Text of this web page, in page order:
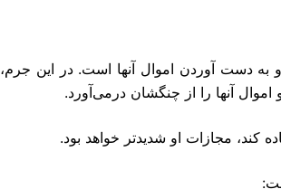
و به دست آوردن اموال آنها است. در این جرم،
اموال آنها را از چنگشان درمی‌آورد.
کند، مجازات او شدیدتر خواهد بود.